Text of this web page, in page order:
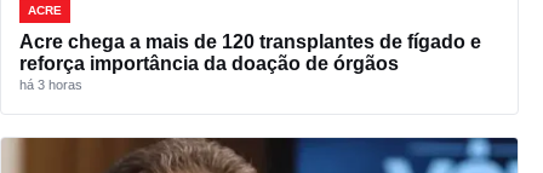
ACRE
Acre chega a mais de 120 transplantes de fígado e
reforça importância da doação de órgãos
há 3 horas